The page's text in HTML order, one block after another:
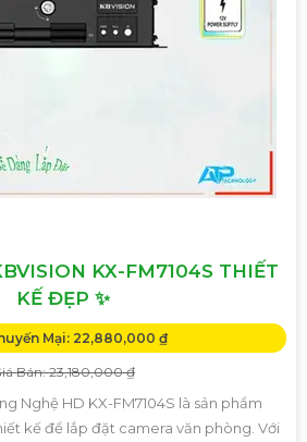
KX-FM7104S THIẾT
KẾ ĐẸP ✨
Mại: 22,880,000 ₫
Bán: 23,180,000 ₫
Nghệ HD KX-FM7104S là sản phẩm
kế để lắp đặt camera văn phòng. Với